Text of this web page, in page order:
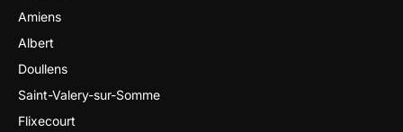
Amiens
Albert
Doullens
Saint-Valery-sur-Somme
Flixecourt